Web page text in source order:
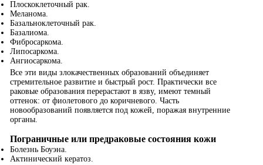
Плоскоклеточный рак.
Меланома.
Базальноклеточный рак.
Базалиома.
Фибросаркома.
Липосаркома.
Ангиосаркома.
Все эти виды злокачественных образований объединяет
стремительное развитие и быстрый рост. Практически все
раковые образования перерастают в язву, имеют темный
оттенок: от фиолетового до коричневого. Часть
новообразований появляется под кожей, поражая внутренние
органы.
Пограничные или предраковые состояния кожи
Болезнь Боуэна.
Актинический кератоз.